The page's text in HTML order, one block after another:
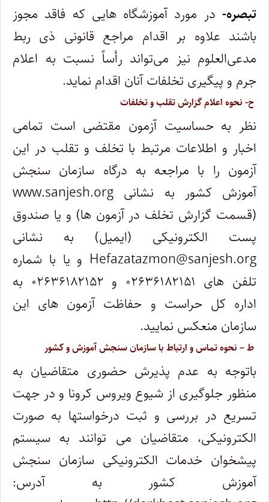
تبصره- در مورد آموزشگاه هایی که فاقد مجوز
باشند علاوه بر اقدام مراجع قانونی ذی ربط
مدعی‌العلوم نیز می‌تواند رأساً نسبت به اعلام
جرم و پیگیری تخلفات آنان اقدام نماید.
ح- نحوه اعلام گزارش تقلب و تخلفات
نظر به حساسیت آزمون مقتضی است تمامی
اخبار و اطلاعات مرتبط با تخلف و تقلب در این
آزمون را با مراجعه به درگاه سازمان سنجش
آموزش کشور به نشانی www.sanjesh.org
(قسمت گزارش تخلف در آزمون ها) و یا صندوق
پست الکترونیکی (ایمیل) به نشانی
Hefazatazmon@sanjesh.org و یا با شماره
تلفن های ۰۲۶۳۶۱۸۲۱۵۱ و ۰۲۶۳۶۱۸۲۱۵۲ به
اداره کل حراست و حفاظت آزمون های این
سازمان منعکس نمایید.
ط – نحوه تماس و ارتباط با سازمان سنجش آموزش و کشور
باتوجه به عدم پذیرش حضوری متقاضیان به
منظور جلوگیری از شیوع ویروس کرونا و در جهت
تسریع در بررسی و ثبت درخواستها به صورت
الکترونیکی، متقاضیان می توانند به سیستم
پیشخوان خدمات الکترونیکی سازمان سنجش
آموزش کشور به آدرس: